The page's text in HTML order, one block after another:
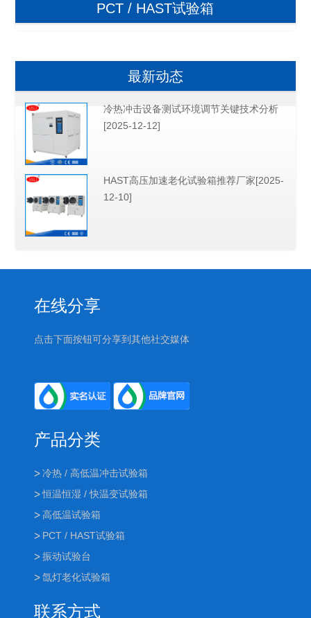
PCT / HAST试验箱
最新动态
冷热冲击设备测试环境调节关键技术分析
[2025-12-12]
HAST高压加速老化试验箱推荐厂家[2025-
12-10]
在线分享
点击下面按钮可分享到其他社交媒体
产品分类
冷热 / 高低温冲击试验箱
恒温恒湿 / 快温变试验箱
高低温试验箱
PCT / HAST试验箱
振动试验台
氙灯老化试验箱
联系方式